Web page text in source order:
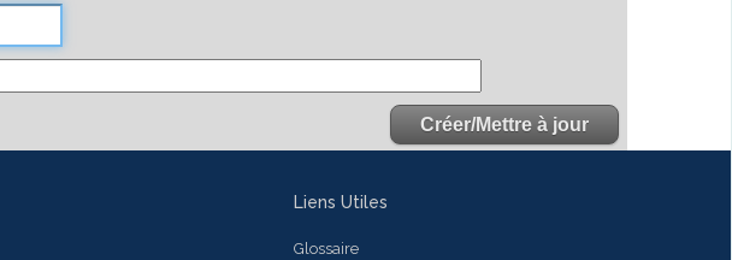
Liens Utiles
Glossaire